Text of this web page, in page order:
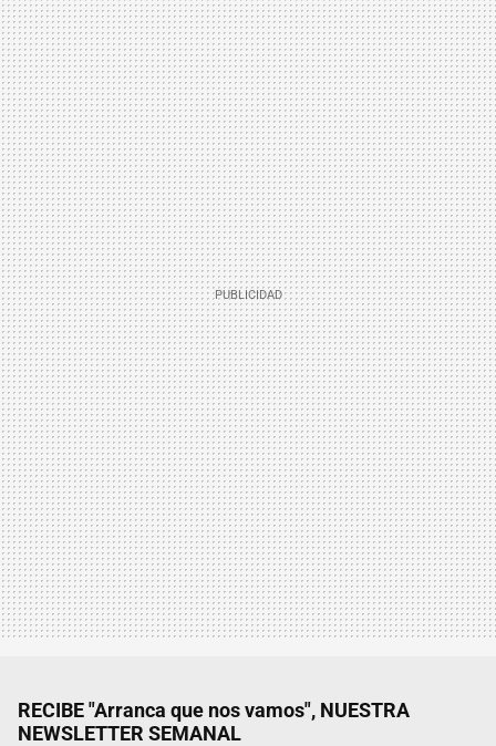
RECIBE "Arranca que nos vamos", NUESTRA
NEWSLETTER SEMANAL